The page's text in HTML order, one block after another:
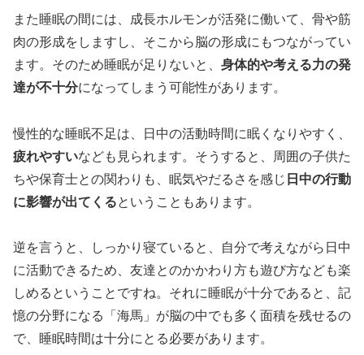
また睡眠の間には、成長ホルモンが活発に働いて、骨や筋
肉の形成をしますし、そこから脳の形成にもつながってい
ます。そのため睡眠が足りないと、 身体的や考える力の発
達が不十分になってしまう可能性があります。
慢性的な睡眠不足は、日中の活動時間に眠くなりやすく、
疲れやすいなども見られます。そうすると、周囲の子供た
ちや保育士との関わりも、眠気やだるさを感じ 日中の行動
に影響が出てくるということもあります。
逆を言うと、しっかり寝ていると、自分で考えながら日中
に活動できるため、友達とのかかわり方も遊び方なども楽
しめるということですね。それに睡眠が十分であると、記
憶の分野になる「海馬」が脳の中でも多く面積を残せるの
で、睡眠時間は十分にとる必要があります。